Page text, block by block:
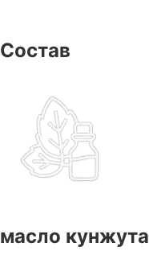
Состав
масло кунжута